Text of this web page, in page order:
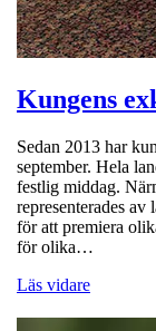
Kungens
Sedan 2013 har
september. Hela
festlig middag.
representerades
för att premiera
för olika…
Läs vidare